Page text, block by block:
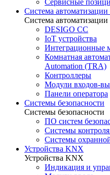
Сервисные
Система
Система
DESIGO CC
IoT устройства
Интеграционные
Комнатная
Automation (TRA)
Контроллеры
Модули входов-
Панели оператора
Системы безопасности
Системы безопасности
ПО систем
Системы контроля
Системы
Устройства KNX
Устройства KNX
Индикация и